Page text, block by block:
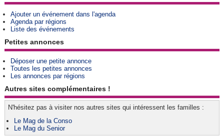
Ajouter un événement dans l'agenda
Agenda par régions
Liste des événements
Petites annonces
Déposer une petite annonce
Toutes les petites annonces
Les annonces par régions
Autres sites complémentaires !
N'hésitez pas à visiter nos autres sites qui intéressent les familles :
Le Mag de la Conso
Le Mag du Senior